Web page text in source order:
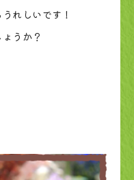
れしいです！
うか？